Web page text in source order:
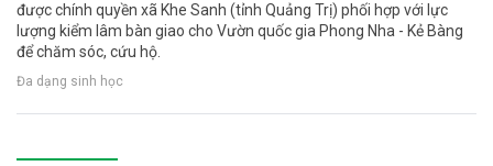
được chính quyền xã Khe Sanh (tỉnh Quảng Trị) phối hợp với lực
lượng kiểm lâm bàn giao cho Vườn quốc gia Phong Nha - Kẻ Bàng
để chăm sóc, cứu hộ.
Đa dạng sinh học